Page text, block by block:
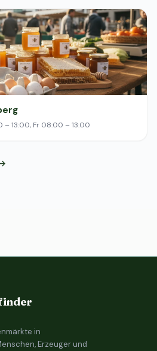
– 13:00, Fr 08:00 – 13:00
in
Erzeuger und